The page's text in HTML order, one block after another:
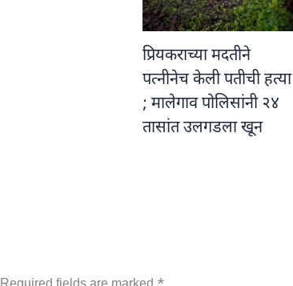
प्रियकराच्या मदतीने
पत्नीनेच केली पतीची हत्या
; मालेगाव पोलिसांनी २४
तासांत उलगडला खून